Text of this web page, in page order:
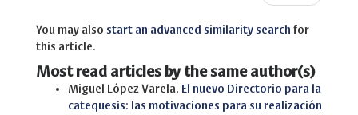
You may also start an advanced similarity search for
this article.
Most read articles by the same author(s)
Miguel López Varela, El nuevo Directorio para la
catequesis: las motivaciones para su realización